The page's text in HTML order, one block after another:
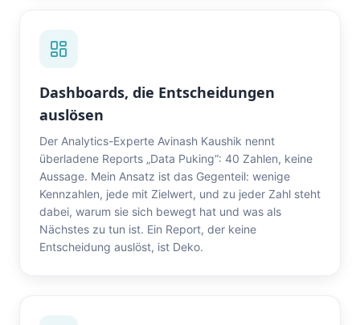
Dashboards, die Entscheidungen
auslösen
Der Analytics-Experte Avinash Kaushik nennt
überladene Reports „Data Puking“: 40 Zahlen, keine
Aussage. Mein Ansatz ist das Gegenteil: wenige
Kennzahlen, jede mit Zielwert, und zu jeder Zahl steht
dabei, warum sie sich bewegt hat und was als
Nächstes zu tun ist. Ein Report, der keine
Entscheidung auslöst, ist Deko.